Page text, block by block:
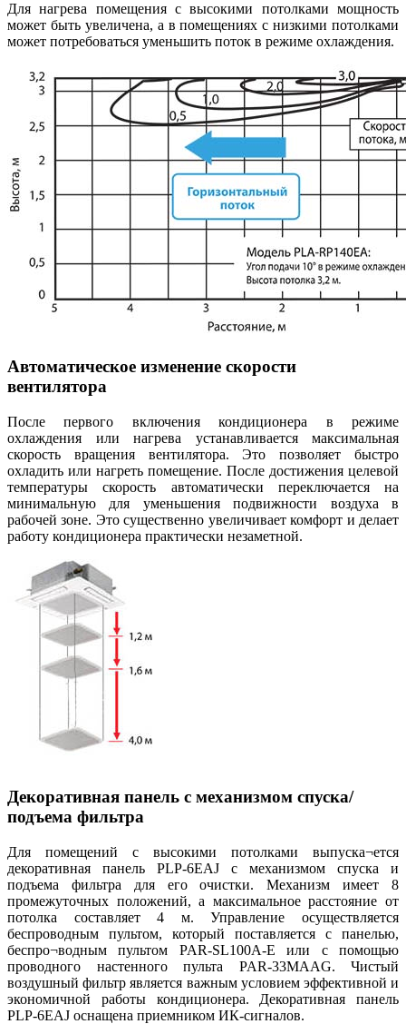
Для нагрева помещения с высокими потолками мощность
может быть увеличена, а в помещениях с низкими потолками
может потребоваться уменьшить поток в режиме охлаждения.
Автоматическое изменение скорости
вентилятора
После первого включения кондиционера в режиме
охлаждения или нагрева устанавливается максимальная
скорость вращения вентилятора. Это позволяет быстро
охладить или нагреть помещение. После достижения целевой
температуры скорость автоматически переключается на
минимальную для уменьшения подвижности воздуха в
рабочей зоне. Это существенно увеличивает комфорт и делает
работу кондиционера практически незаметной.
Декоративная панель с механизмом спуска/
подъема фильтра
Для помещений с высокими потолками выпуска¬ется
декоративная панель PLP-6EAJ с механизмом спуска и
подъема фильтра для его очистки. Механизм имеет 8
промежуточных положений, а максимальное расстояние от
потолка составляет 4 м. Управление осуществляется
беспроводным пультом, который поставляется с панелью,
беспро¬водным пультом PAR-SL100A-E или с помощью
проводного настенного пульта PAR-33MAAG. Чистый
воздушный фильтр является важным условием эффективной и
экономичной работы кондиционера. Декоративная панель
PLP-6EAJ оснащена приемником ИК-сигналов.